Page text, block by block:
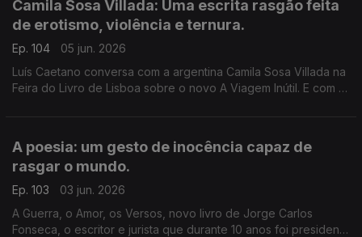
Camila Sosa Villada: Uma escrita rasgão feita
de erotismo, violência e ternura.
Ep. 104
05 jun. 2026
Luís Caetano conversa com a argentina Camila Sosa Villada na
Feira do Livro de Lisboa sobre o novo A Viagem Inútil. E com a
A poesia: um gesto de inocência capaz de
rasgar o mundo.
Ep. 103
03 jun. 2026
A Guerra, o Amor, os Versos, novo livro de Jorge Carlos
Fonseca, o escritor e jurista que durante 10 anos foi presidente